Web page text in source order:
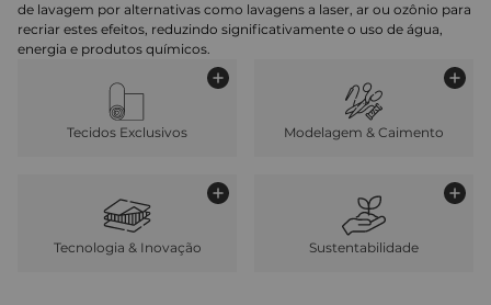
de lavagem por alternativas como lavagens a laser, ar ou ozônio para
recriar estes efeitos, reduzindo significativamente o uso de água,
energia e produtos químicos.
Tecidos Exclusivos Modelagem & Caimento
Tecnologia & Inovação Sustentabilidade